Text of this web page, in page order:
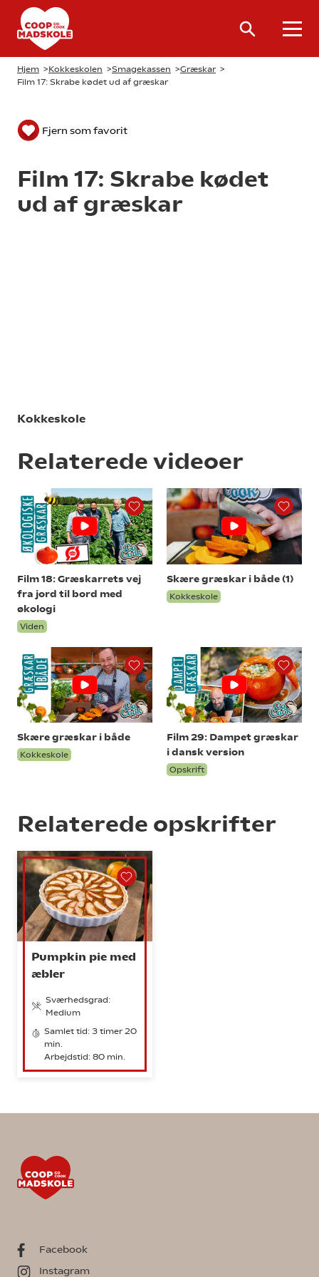
Hjem >Kokkeskolen >Smagekassen >Græskar >
Film 17: Skrabe kødet ud af græskar
Fjern som favorit
Film 17: Skrabe kødet
ud af græskar
Kokkeskole
Relaterede videoer
Film 18: Græskarrets vej
fra jord til bord med
økologi
Viden
Skære græskar i både (1)
Kokkeskole
Skære græskar i både
Kokkeskole
Film 29: Dampet græskar
i dansk version
Opskrift
Relaterede opskrifter
Pumpkin pie med
æbler
Sværhedsgrad:
Medium
Samlet tid: 3 timer 20
min.
Arbejdstid: 80 min.
Facebook
Instagram